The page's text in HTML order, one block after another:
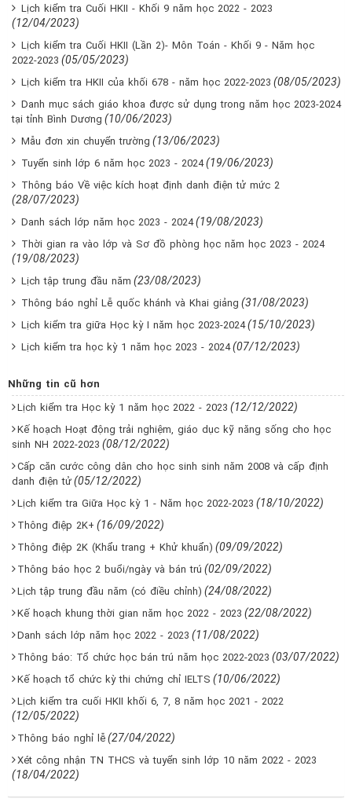
Lịch kiểm tra Cuối HKII - Khối 9 năm học 2022 - 2023
(12/04/2023)
Lịch kiểm tra Cuối HKII (Lần 2)- Môn Toán - Khối 9 - Năm học
2022-2023 (05/05/2023)
Lịch kiểm tra HKII của khối 678 - năm học 2022-2023 (08/05/2023)
Danh mục sách giáo khoa được sử dụng trong năm học 2023-2024
tại tỉnh Bình Dương (10/06/2023)
Mẫu đơn xin chuyển trường (13/06/2023)
Tuyển sinh lớp 6 năm học 2023 - 2024 (19/06/2023)
Thông báo Về việc kích hoạt định danh điện tử mức 2
(28/07/2023)
Danh sách lớp năm học 2023 - 2024 (19/08/2023)
Thời gian ra vào lớp và Sơ đồ phòng học năm học 2023 - 2024
(19/08/2023)
Lịch tập trung đầu năm (23/08/2023)
Thông báo nghỉ Lễ quốc khánh và Khai giảng (31/08/2023)
Lịch kiểm tra giữa Học kỳ I năm học 2023-2024 (15/10/2023)
Lịch kiểm tra học kỳ 1 năm học 2023 - 2024 (07/12/2023)
Những tin cũ hơn
Lịch kiểm tra Học kỳ 1 năm học 2022 - 2023 (12/12/2022)
Kế hoạch Hoạt động trải nghiệm, giáo dục kỹ năng sống cho học
sinh NH 2022-2023 (08/12/2022)
Cấp căn cước công dân cho học sinh sinh năm 2008 và cấp định
danh điện tử (05/12/2022)
Lịch kiểm tra Giữa Học kỳ 1 - Năm học 2022-2023 (18/10/2022)
Thông điệp 2K+ (16/09/2022)
Thông điệp 2K (Khẩu trang + Khử khuẩn) (09/09/2022)
Thông báo học 2 buổi/ngày và bán trú (02/09/2022)
Lịch tập trung đầu năm (có điều chỉnh) (24/08/2022)
Kế hoạch khung thời gian năm học 2022 - 2023 (22/08/2022)
Danh sách lớp năm học 2022 - 2023 (11/08/2022)
Thông báo: Tổ chức học bán trú năm học 2022-2023 (03/07/2022)
Kế hoạch tổ chức kỳ thi chứng chỉ IELTS (10/06/2022)
Lịch kiểm tra cuối HKII khối 6, 7, 8 năm học 2021 - 2022
(12/05/2022)
Thông báo nghỉ lễ (27/04/2022)
Xét công nhận TN THCS và tuyển sinh lớp 10 năm 2022 - 2023
(18/04/2022)